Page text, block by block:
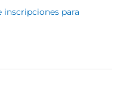
inscripciones para